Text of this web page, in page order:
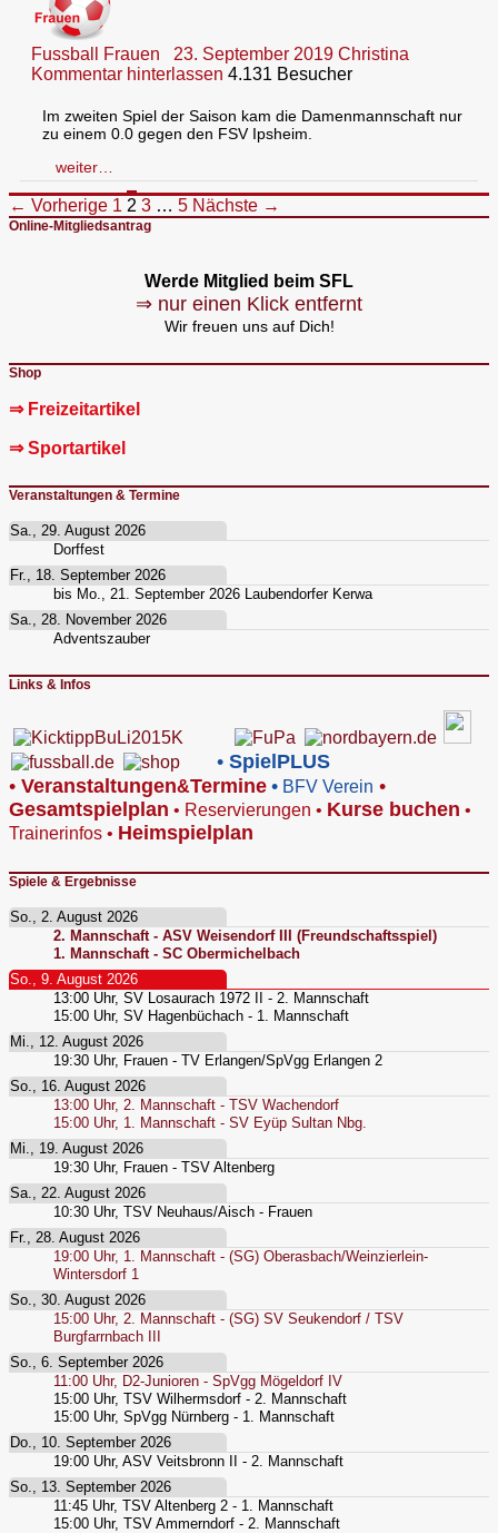
Fussball Frauen 23. September 2019 Christina
Kommentar hinterlassen 4.131 Besucher
Im zweiten Spiel der Saison kam die Damenmannschaft nur
zu einem 0.0 gegen den FSV Ipsheim.
weiter…
Beitragsnavigation
← Vorherige 1 2 3 … 5 Nächste →
Online-Mitgliedsantrag
Werde Mitglied beim SFL
⇒ nur einen Klick entfernt
Wir freuen uns auf Dich!
Shop
⇒ Freizeitartikel
⇒ Sportartikel
Veranstaltungen & Termine
Sa., 29. August 2026
Dorffest
Fr., 18. September 2026
bis Mo., 21. September 2026 Laubendorfer Kerwa
Sa., 28. November 2026
Adventszauber
Links & Infos
• SpielPLUS
• Veranstaltungen&Termine • BFV Verein •
Gesamtspielplan • Reservierungen • Kurse buchen •
Trainerinfos • Heimspielplan
Spiele & Ergebnisse
So., 2. August 2026
2. Mannschaft - ASV Weisendorf III (Freundschaftsspiel)
1. Mannschaft - SC Obermichelbach
So., 9. August 2026
13:00 Uhr, SV Losaurach 1972 II - 2. Mannschaft
15:00 Uhr, SV Hagenbüchach - 1. Mannschaft
Mi., 12. August 2026
19:30 Uhr, Frauen - TV Erlangen/SpVgg Erlangen 2
So., 16. August 2026
13:00 Uhr, 2. Mannschaft - TSV Wachendorf
15:00 Uhr, 1. Mannschaft - SV Eyüp Sultan Nbg.
Mi., 19. August 2026
19:30 Uhr, Frauen - TSV Altenberg
Sa., 22. August 2026
10:30 Uhr, TSV Neuhaus/Aisch - Frauen
Fr., 28. August 2026
19:00 Uhr, 1. Mannschaft - (SG) Oberasbach/Weinzierlein-
Wintersdorf 1
So., 30. August 2026
15:00 Uhr, 2. Mannschaft - (SG) SV Seukendorf / TSV
Burgfarrnbach III
So., 6. September 2026
11:00 Uhr, D2-Junioren - SpVgg Mögeldorf IV
15:00 Uhr, TSV Wilhermsdorf - 2. Mannschaft
15:00 Uhr, SpVgg Nürnberg - 1. Mannschaft
Do., 10. September 2026
19:00 Uhr, ASV Veitsbronn II - 2. Mannschaft
So., 13. September 2026
11:45 Uhr, TSV Altenberg 2 - 1. Mannschaft
15:00 Uhr, TSV Ammerndorf - 2. Mannschaft